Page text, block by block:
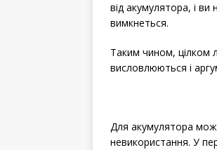
від акумулятора, і
вимкнеться.
Таким чином, цілком
висловлюються і
Для акумулятора
невикористання. У